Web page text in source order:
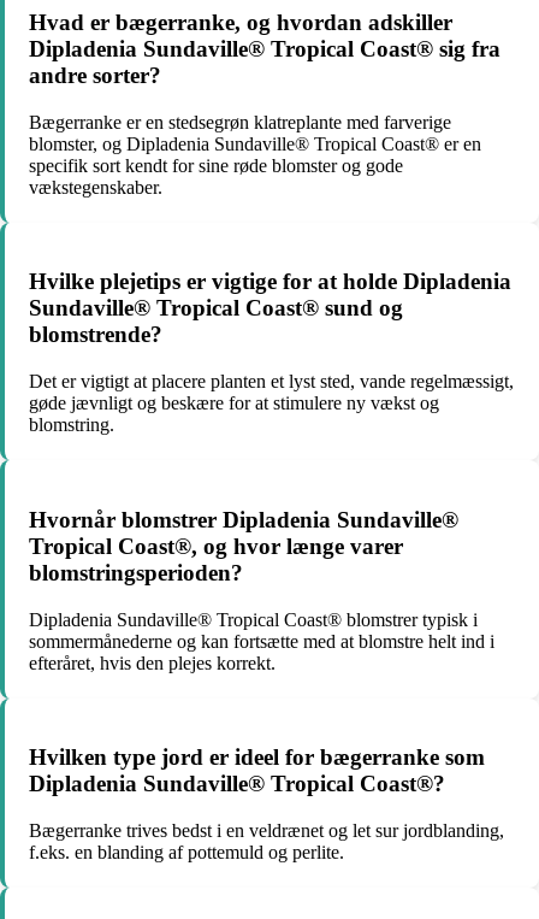
Hvad er bægerranke, og hvordan adskiller
Dipladenia Sundaville® Tropical Coast® sig fra
andre sorter?
Bægerranke er en stedsegrøn klatreplante med farverige
blomster, og Dipladenia Sundaville® Tropical Coast® er en
specifik sort kendt for sine røde blomster og gode
vækstegenskaber.
Hvilke plejetips er vigtige for at holde Dipladenia
Sundaville® Tropical Coast® sund og
blomstrende?
Det er vigtigt at placere planten et lyst sted, vande regelmæssigt,
gøde jævnligt og beskære for at stimulere ny vækst og
blomstring.
Hvornår blomstrer Dipladenia Sundaville®
Tropical Coast®, og hvor længe varer
blomstringsperioden?
Dipladenia Sundaville® Tropical Coast® blomstrer typisk i
sommermånederne og kan fortsætte med at blomstre helt ind i
efteråret, hvis den plejes korrekt.
Hvilken type jord er ideel for bægerranke som
Dipladenia Sundaville® Tropical Coast®?
Bægerranke trives bedst i en veldrænet og let sur jordblanding,
f.eks. en blanding af pottemuld og perlite.